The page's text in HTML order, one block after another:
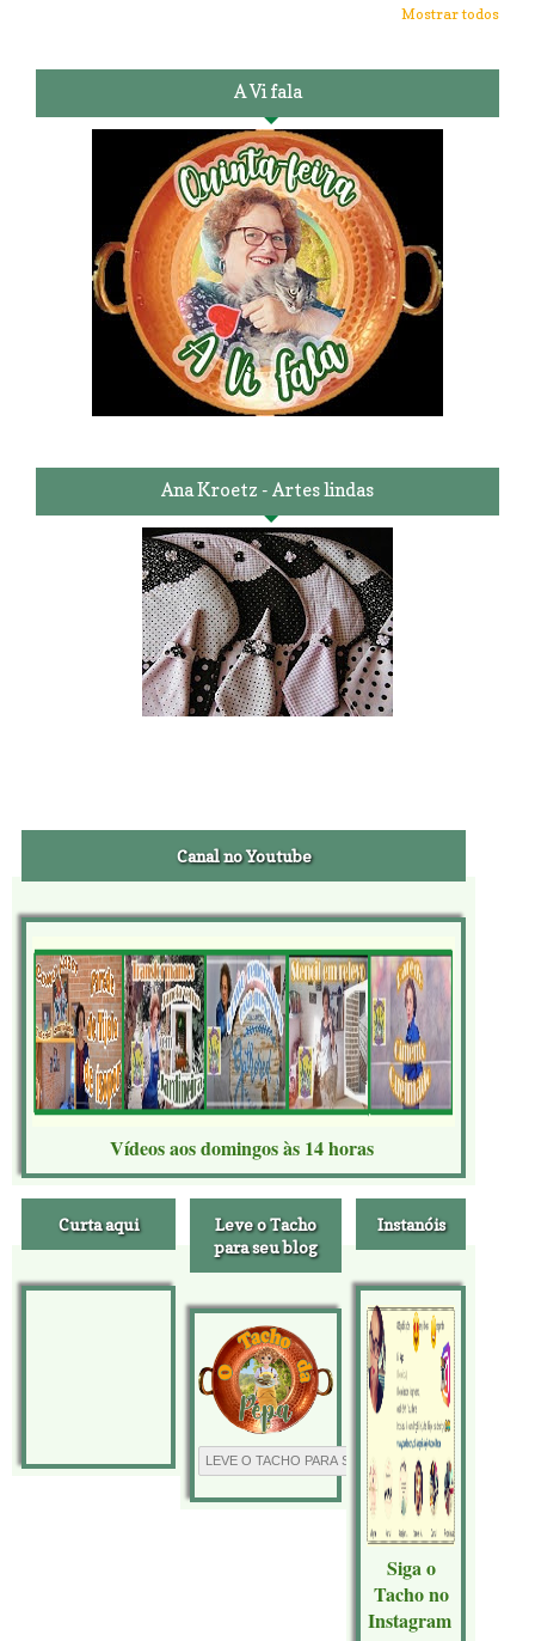
Mostrar todos
A Vi fala
Ana Kroetz - Artes lindas
Canal no Youtube
Vídeos aos domingos às 14 horas
Curta aqui
Leve o Tacho
para seu blog
Instanóis
Siga o
Tacho no
Instagram